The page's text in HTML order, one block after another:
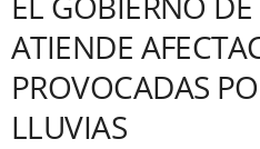
ATIENDE
PROVOCADAS
LLUVIAS